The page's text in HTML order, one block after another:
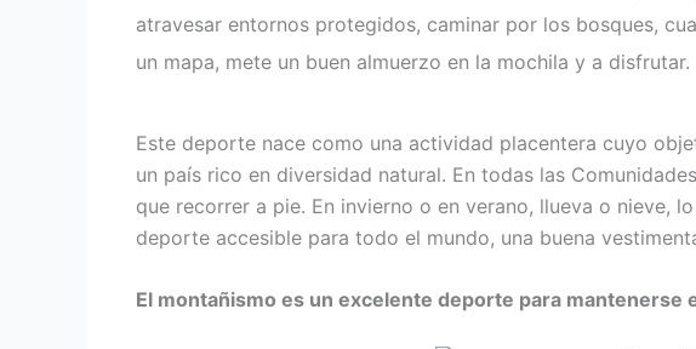
atravesar entornos protegidos, caminar por los bosques,
un mapa, mete un buen almuerzo en la mochila y a disfrutar.
Este deporte nace como una actividad placentera cuyo
un país rico en diversidad natural. En todas las
que recorrer a pie. En invierno o en verano, llueva o nieve,
deporte accesible para todo el mundo, una buena
El montañismo es un excelente deporte para mantenerse